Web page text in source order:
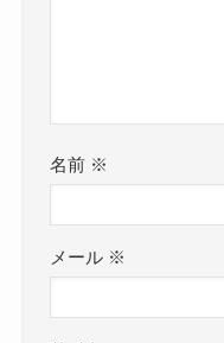
名前 ※
メール ※